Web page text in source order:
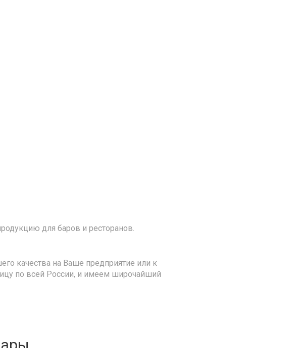
для баров и ресторанов.
качества на Ваше предприятие или к
по всей России, и имеем широчайший